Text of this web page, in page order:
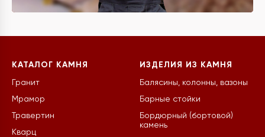
КАТАЛОГ КАМНЯ
Гранит
Мрамор
Травертин
Кварц
ИЗДЕЛИЯ ИЗ КАМНЯ
Балясины, колонны, вазоны
Барные стойки
Бордюрный (бортовой)
камень